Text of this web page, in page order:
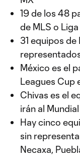
19 de los 48
de MLS o
31 equipos
México es el
Leagues Cup
Chivas es el
irán al
Hay cinco
sin
Necaxa,